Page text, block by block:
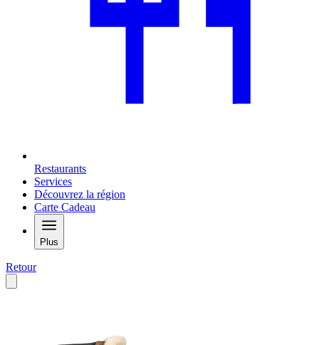
Restaurants
Services
Découvrez la région
Carte Cadeau
Plus
Retour